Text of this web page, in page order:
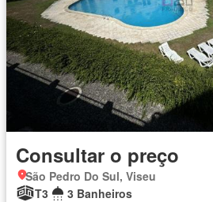
Consultar o preço
São Pedro Do Sul, Viseu
T3
3 Banheiros